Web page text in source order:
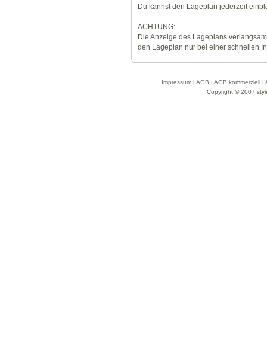
Du kannst den Lageplan jederzeit
ACHTUNG:
Die Anzeige des Lageplans
den Lageplan nur bei einer schnellen
Impressum| AGB | AGB kommerziell|
Copyright © 2007